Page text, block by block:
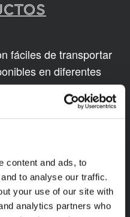
content and ads, to
to analyse our traffic.
your use of our site with
analytics partners who
fáciles de transportar
en diferentes
innovadoras